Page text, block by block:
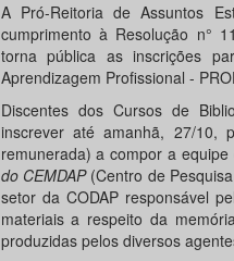
A Pró-Reitoria de Assuntos
cumprimento à Resolução n°
torna pública as inscrições
Aprendizagem Profissional -
Discentes dos Cursos de
inscrever até amanhã, 27/10,
remunerada) a compor a equipe
do CEMDAP(Centro de
setor da CODAP responsável
materiais a respeito da
produzidas pelos diversos